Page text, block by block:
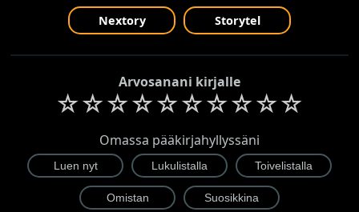
Nextory Storytel
Arvosanani kirjalle
☆☆☆☆☆☆☆☆☆☆
Omassa pääkirjahyllyssäni